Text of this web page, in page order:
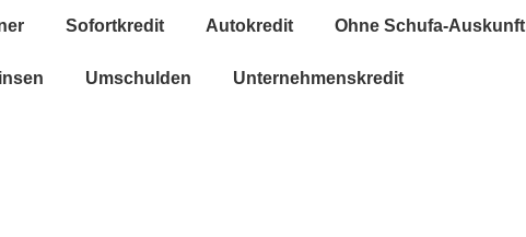
Sofortkredit Autokredit Ohne Schufa-Auskunft
Umschulden Unternehmenskredit